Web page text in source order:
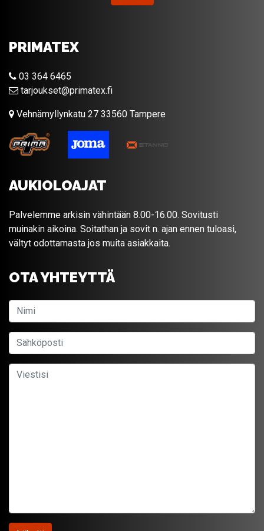
PRIMATEX
03 364 6465
tarjoukset@primatex.fi
Vehnämyllynkatu 27 33560 Tampere
AUKIOLOAJAT
Palvelemme arkisin vähintään 8.00-16.00. Sovitusti
muinakin aikoina. Soitathan ja sovit n. ajan ennen tuloasi,
vältyt odottamasta jos muita asiakkaita.
OTA YHTEYTTÄ